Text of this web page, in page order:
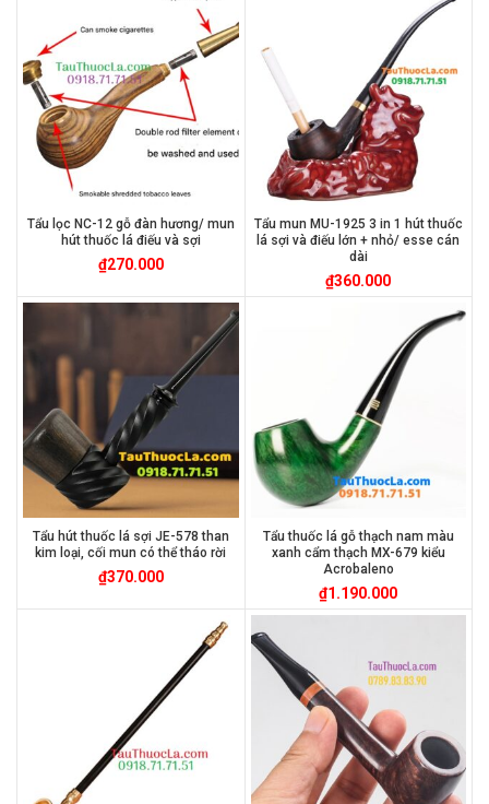
Tẩu lọc NC-12 gỗ đàn hương/ mun
hút thuốc lá điếu và sợi
₫270.000
Tẩu mun MU-1925 3 in 1 hút thuốc
lá sợi và điếu lớn + nhỏ/ esse cán
dài
₫360.000
Tẩu hút thuốc lá sợi JE-578 than
kim loại, cối mun có thể tháo rời
₫370.000
Tẩu thuốc lá gỗ thạch nam màu
xanh cẩm thạch MX-679 kiểu
Acrobaleno
₫1.190.000